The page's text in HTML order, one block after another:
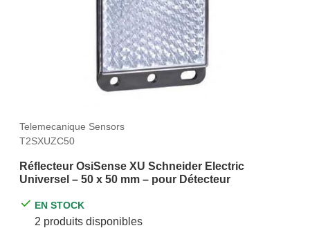
Telemecanique Sensors
T2SXUZC50
Réflecteur OsiSense XU Schneider Electric
Universel – 50 x 50 mm – pour Détecteur
EN STOCK
2 produits disponibles